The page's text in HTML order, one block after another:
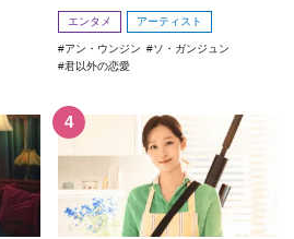
エンタメ アーティスト
アン・ウンジン
ソ・ガンジュン
君以外の恋愛